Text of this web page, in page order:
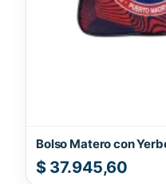
Bolso Matero con
$37.945,60